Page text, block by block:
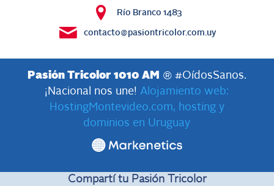
Compartí tu Pasión Tricolor
Río Branco 1483
contacto@pasiontricolor.com.uy
Pasión Tricolor 1010 AM
® #OídosSanos.
¡Nacional nos une! Alojamiento web:
HostingMontevideo.com, hosting y
dominios en Uruguay